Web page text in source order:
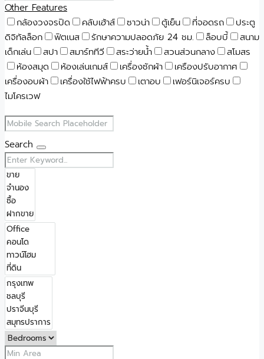
Other Features
กล้องวงจรปิด
คลับเฮ้าส์ ซาวน่า ตู้เย็น ที่จอดรถ
ประตู
ดิจิทัลล็อก
ฟิตเนส รักษาความปลอดภัย 24 ชม. ล็อบบี้
สนาม
เด็กเล่น
สปา สมาร์ททีวี สระว่ายน้ำ สวนส่วนกลาง
สโมสร
ห้องสมุด
ห้องเล่นเกมส์ เครื่องซักผ้า
เครืองปรับอากาศ
เครื่องอบผ้า
เครื่องใช้ไฟฟ้าครบ เตาอบ
เฟอร์นิเจอร์ครบ
ไมโครเวฟ
Search